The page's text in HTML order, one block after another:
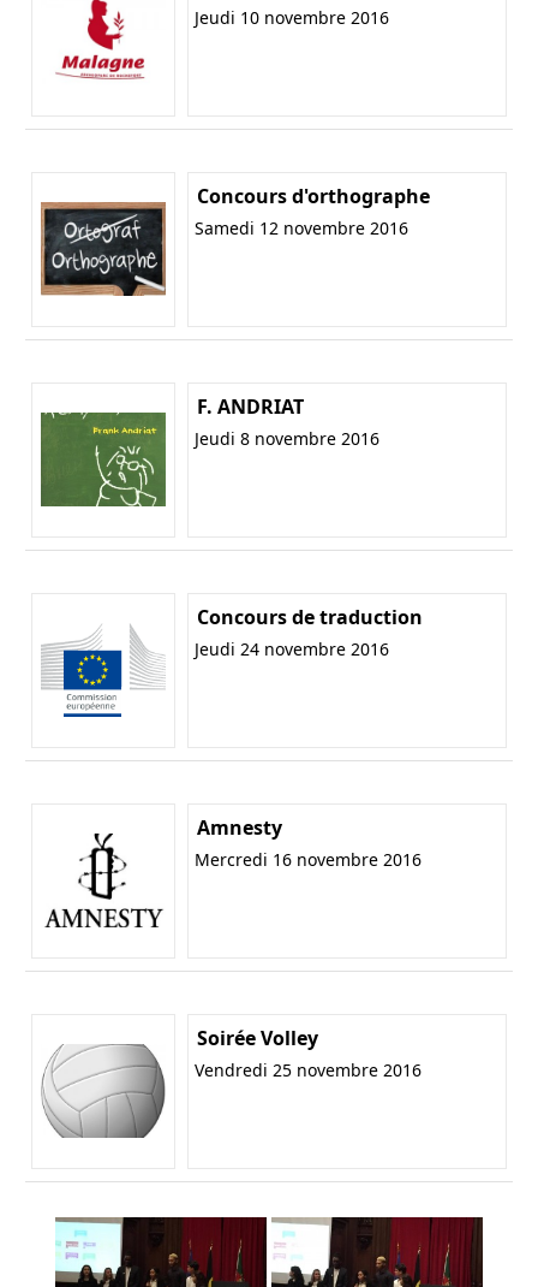
Jeudi 10 novembre 2016
Concours d'orthographe
Samedi 12 novembre 2016
F. ANDRIAT
Jeudi 8 novembre 2016
Concours de traduction
Jeudi 24 novembre 2016
Amnesty
Mercredi 16 novembre 2016
Soirée Volley
Vendredi 25 novembre 2016